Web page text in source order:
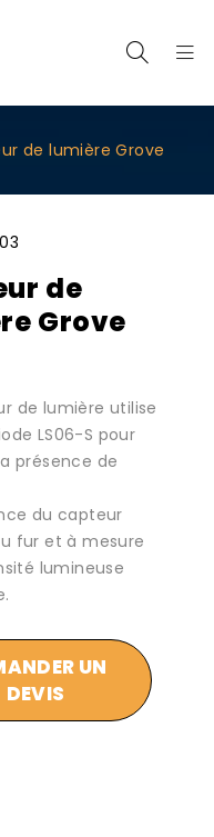
de lumière Grove
de
Grove
de lumière utilise
LS06-S pour
présence de
du capteur
fur et à mesure
lumineuse
UN
DEVIS